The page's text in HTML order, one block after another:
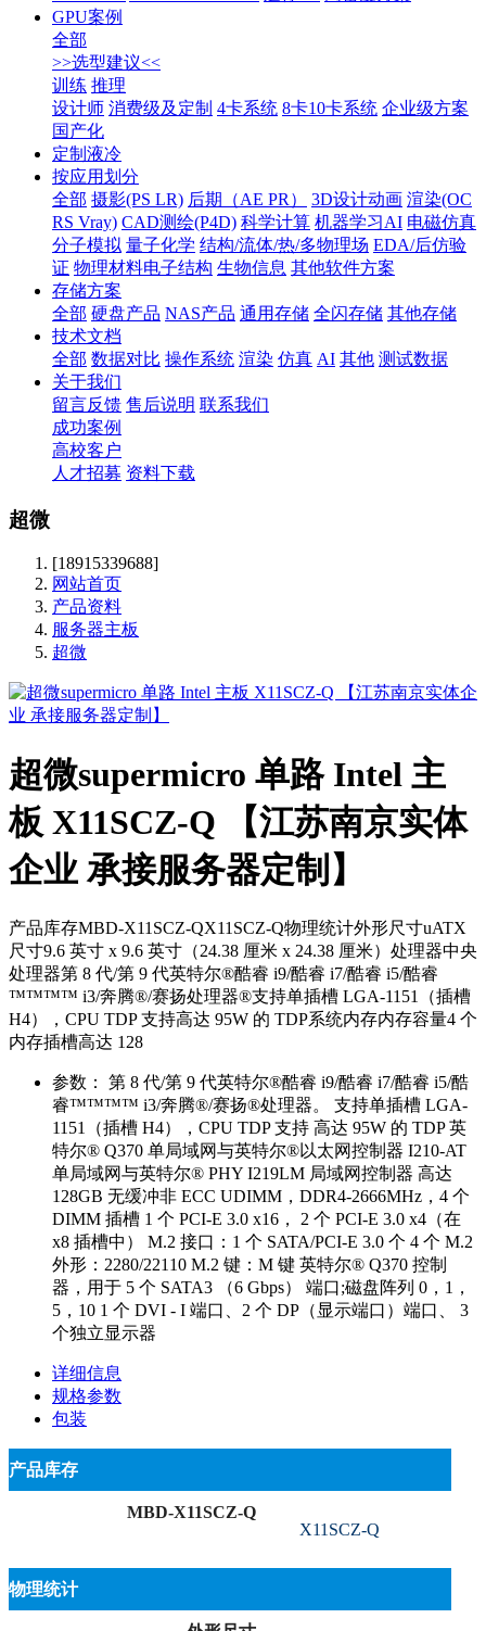
GPU案例
全部
>>选型建议<<
训练 推理
设计师 消费级及定制 4卡系统 8卡10卡系统 企业级方案
国产化
定制液冷
按应用划分
全部 摄影(PS LR) 后期（AE PR） 3D设计动画 渲染(OC
RS Vray) CAD测绘(P4D) 科学计算 机器学习AI 电磁仿真
分子模拟 量子化学 结构/流体/热/多物理场 EDA/后仿验
证 物理材料电子结构 生物信息 其他软件方案
存储方案
全部 硬盘产品 NAS产品 通用存储 全闪存储 其他存储
技术文档
全部 数据对比 操作系统 渲染 仿真 AI 其他 测试数据
关于我们
留言反馈 售后说明 联系我们
成功案例
高校客户
人才招募 资料下载
超微
[18915339688]
网站首页
产品资料
服务器主板
超微
超微supermicro 单路 Intel 主
板 X11SCZ-Q 【江苏南京实体
企业 承接服务器定制】
产品库存MBD-X11SCZ-QX11SCZ-Q物理统计外形尺寸uATX
尺寸9.6 英寸 x 9.6 英寸（24.38 厘米 x 24.38 厘米）处理器中央
处理器第 8 代/第 9 代英特尔®酷睿 i9/酷睿 i7/酷睿 i5/酷睿
™™™™ i3/奔腾®/赛扬处理器®支持单插槽 LGA-1151（插槽
H4），CPU TDP 支持高达 95W 的 TDP系统内存内存容量4 个
内存插槽高达 128
参数：
第 8 代/第 9 代英特尔®酷睿 i9/酷睿 i7/酷睿 i5/酷
睿™™™™ i3/奔腾®/赛扬®处理器。 支持单插槽 LGA-
1151（插槽 H4），CPU TDP 支持 高达 95W 的 TDP 英
特尔® Q370 单局域网与英特尔®以太网控制器 I210-AT
单局域网与英特尔® PHY I219LM 局域网控制器 高达
128GB 无缓冲非 ECC UDIMM，DDR4-2666MHz，4 个
DIMM 插槽 1 个 PCI-E 3.0 x16， 2 个 PCI-E 3.0 x4（在
x8 插槽中） M.2 接口：1 个 SATA/PCI-E 3.0 个 4 个 M.2
外形：2280/22110 M.2 键：M 键 英特尔® Q370 控制
器，用于 5 个 SATA3 （6 Gbps） 端口;磁盘阵列 0，1，
5，10 1 个 DVI - I 端口、2 个 DP（显示端口）端口、 3
个独立显示器
详细信息
规格参数
包装
产品库存
MBD-X11SCZ-Q
X11SCZ-Q
物理统计